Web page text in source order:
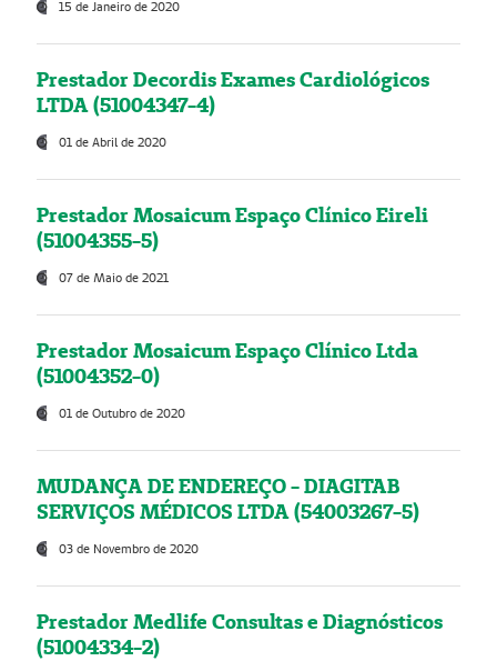
15 de Janeiro de 2020
Prestador Decordis Exames Cardiológicos
LTDA (51004347-4)
01 de Abril de 2020
Prestador Mosaicum Espaço Clínico Eireli
(51004355-5)
07 de Maio de 2021
Prestador Mosaicum Espaço Clínico Ltda
(51004352-0)
01 de Outubro de 2020
MUDANÇA DE ENDEREÇO - DIAGITAB
SERVIÇOS MÉDICOS LTDA (54003267-5)
03 de Novembro de 2020
Prestador Medlife Consultas e Diagnósticos
(51004334-2)